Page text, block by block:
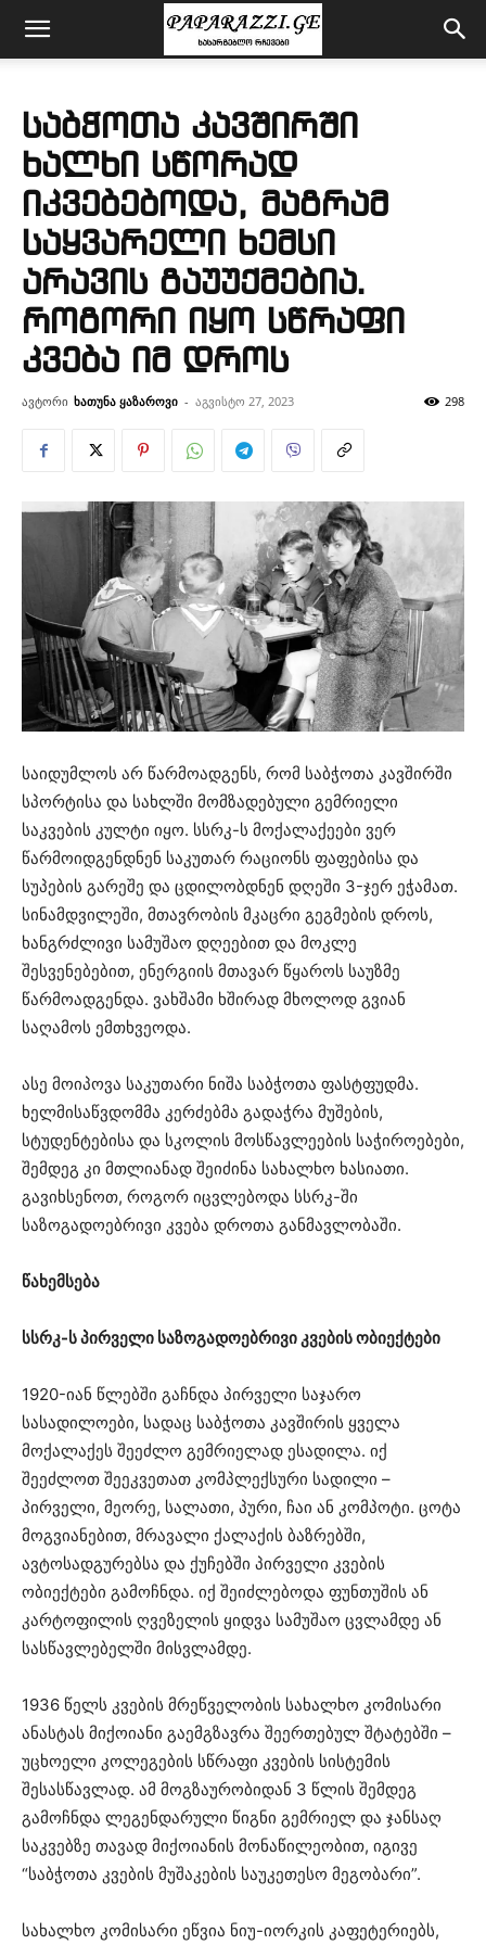
საბჭოთა კავშირში
ხალხი სწორად
იკვებებოდა, მაგრამ
საყვარელი ხემსი
არავის გაუუქმებია.
როგორი იყო სწრაფი
კვება იმ დროს
ავტორი ხათუნა ყაზაროვი - აგვისტო 27, 2023 298
საიდუმლოს არ წარმოადგენს, რომ საბჭოთა კავშირში
სპორტისა და სახლში მომზადებული გემრიელი
საკვების კულტი იყო. სსრკ-ს მოქალაქეები ვერ
წარმოიდგენდნენ საკუთარ რაციონს ფაფებისა და
სუპების გარეშე და ცდილობდნენ დღეში 3-ჯერ ეჭამათ.
სინამდვილეში, მთავრობის მკაცრი გეგმების დროს,
ხანგრძლივი სამუშაო დღეებით და მოკლე
შესვენებებით, ენერგიის მთავარ წყაროს საუზმე
წარმოადგენდა. ვახშამი ხშირად მხოლოდ გვიან
საღამოს ემთხვეოდა.
ასე მოიპოვა საკუთარი ნიშა საბჭოთა ფასტფუდმა.
ხელმისაწვდომმა კერძებმა გადაჭრა მუშების,
სტუდენტებისა და სკოლის მოსწავლეების საჭიროებები,
შემდეგ კი მთლიანად შეიძინა სახალხო ხასიათი.
გავიხსენოთ, როგორ იცვლებოდა სსრკ-ში
საზოგადოებრივი კვება დროთა განმავლობაში.
წახემსება
სსრკ-ს პირველი საზოგადოებრივი კვების ობიექტები
1920-იან წლებში გაჩნდა პირველი საჯარო
სასადილოები, სადაც საბჭოთა კავშირის ყველა
მოქალაქეს შეეძლო გემრიელად ესადილა. იქ
შეეძლოთ შეეკვეთათ კომპლექსური სადილი –
პირველი, მეორე, სალათი, პური, ჩაი ან კომპოტი. ცოტა
მოგვიანებით, მრავალი ქალაქის ბაზრებში,
ავტოსადგურებსა და ქუჩებში პირველი კვების
ობიექტები გამოჩნდა. იქ შეიძლებოდა ფუნთუშის ან
კარტოფილის ღვეზელის ყიდვა სამუშაო ცვლამდე ან
სასწავლებელში მისვლამდე.
1936 წელს კვების მრეწველობის სახალხო კომისარი
ანასტას მიქოიანი გაემგზავრა შეერთებულ შტატებში –
უცხოელი კოლეგების სწრაფი კვების სისტემის
შესასწავლად. ამ მოგზაურობიდან 3 წლის შემდეგ
გამოჩნდა ლეგენდარული წიგნი გემრიელ და ჯანსაღ
საკვებზე თავად მიქოიანის მონაწილეობით, იგივე
“საბჭოთა კვების მუშაკების საუკეთესო მეგობარი”.
სახალხო კომისარი ეწვია ნიუ-იორკის კაფეტერიებს,